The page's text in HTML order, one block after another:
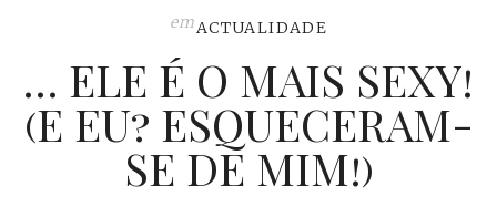
ACTUALIDADE
emACTUALIDADE
… ELE É O MAIS SEXY!
(E EU? ESQUECERAM-
SE DE MIM!)